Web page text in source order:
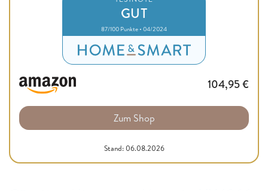
GUT
87/100 Punkte • 04/2024
104,95€
Zum Shop
Stand: 06.08.2026